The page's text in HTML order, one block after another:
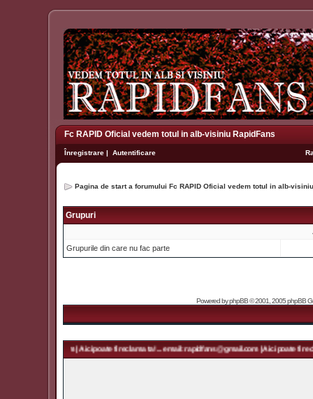
Fc RAPID Oficial vedem totul in alb-visiniu RapidFans
Înregistrare | Autentificare
Pagina de start a forumului Fc RAPID Oficial vedem totul in alb-
Grupuri
Grupurile din care nu fac parte
Powered byphpBB© 2001, 2005 phpBB
| Aici poate fi reclama ta! ... email: rapidfans@gmail.com | Aici poate fi